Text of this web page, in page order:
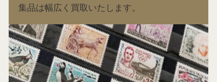
集品は幅広く買取いたします。